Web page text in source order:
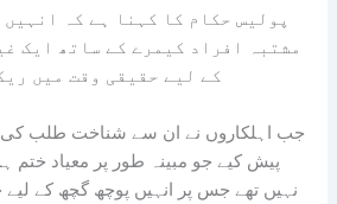
پولیس حکام کا کہنا ہے کہ انہیں
مشتبہ افراد کیمرے کے ساتھ ایک
کے لیے حقیقی وقت میں
جب اہلکاروں نے ان سے شناخت طلب کی
پیش کیے جو مبینہ طور پر معیاد ختم
نہیں تھے جس پر انہیں پوچھ گچھ کے لیے